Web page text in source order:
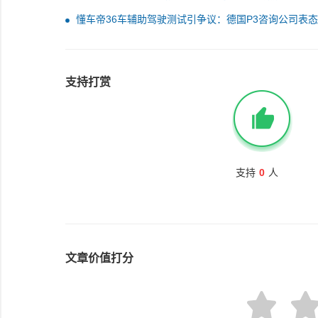
友吵翻
懂车帝36车辅助驾驶测试引争议：德国P3咨询公司表态
支持打赏
支持 0 人
文章价值打分